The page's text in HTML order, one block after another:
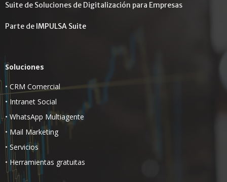
Suite de Soluciones de Digitalización para Empresas
Parte de IMPULSA Suite
Soluciones
•CRM Comercial
• Intranet Social
• WhatsApp Multiagente
• Mail Marketing
• Servicios
•Herramientas gratuitas